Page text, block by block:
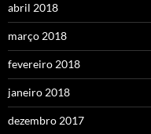
abril 2018
março 2018
fevereiro 2018
janeiro 2018
dezembro 2017